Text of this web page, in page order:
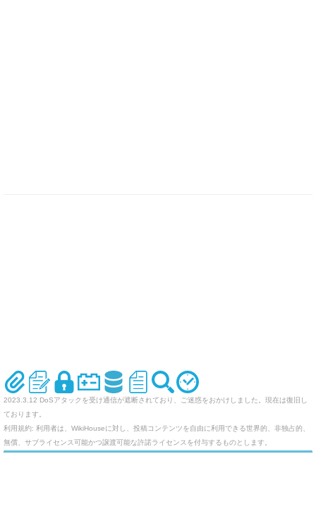
2023.3.12 DoSアタックを受け通信が遮断されており、ご迷惑をおかけしました。現在は復旧し
ております。
利用規約: 利用者は、WikiHouseに対し、投稿コンテンツを自由に利用できる世界的、非独占的、
無償、サブライセンス可能かつ譲渡可能な許諾ライセンスを付与するものとします。